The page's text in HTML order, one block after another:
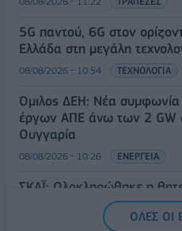
5G παντού, 6G στον
Ελλάδα στη μεγάλη
08/08/2026 - 10:54 ΤΕΧΝΟΛΟΓΙΑ
Όμιλος ΔΕΗ: Νέα συμφωνία
έργων ΑΠΕ άνω των 2 GW
Ουγγαρία
08/08/2026 - 10:26 ΕΝΕΡΓΕΙΑ
ΣΚΑΪ: Ολοκληρώθηκε η
Δημητριάδη - Ο Γιάννης
ΟΛΕΣ ΟΙ